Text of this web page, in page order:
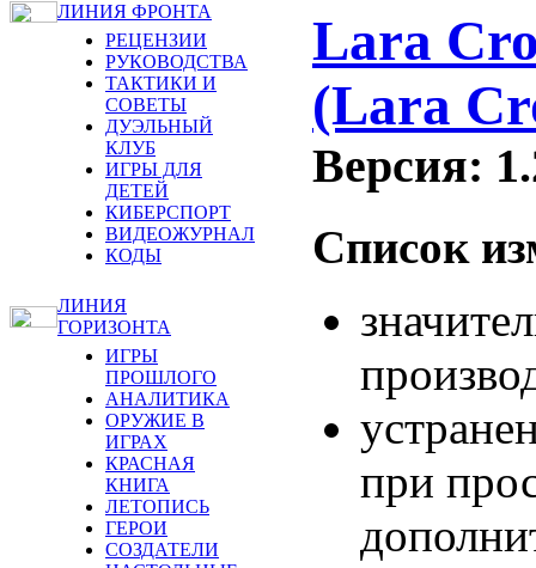
ЛИНИЯ ФРОНТА
РЕЦЕНЗИИ
РУКОВОДСТВА
ТАКТИКИ И
СОВЕТЫ
ДУЭЛЬНЫЙ
КЛУБ
ИГРЫ ДЛЯ
ДЕТЕЙ
КИБЕРСПОРТ
ВИДЕОЖУРНАЛ
КОДЫ
ЛИНИЯ
ГОРИЗОНТА
ИГРЫ
ПРОШЛОГО
АНАЛИТИКА
ОРУЖИЕ В
ИГРАХ
КРАСНАЯ
КНИГА
ЛЕТОПИСЬ
ГЕРОИ
СОЗДАТЕЛИ
Lara
(Lara
Версия:
Список
при